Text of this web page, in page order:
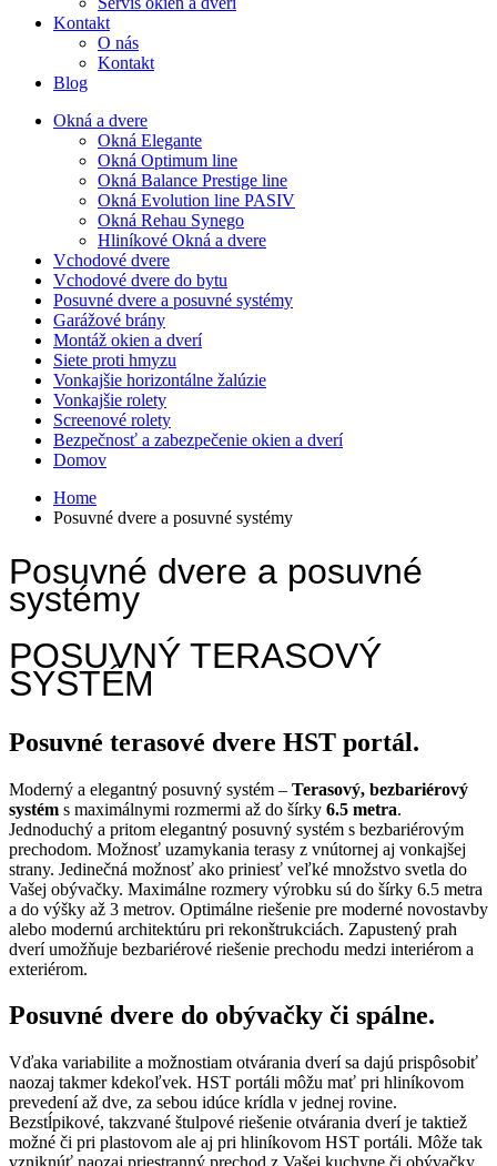
Kontakt
O nás
Kontakt
Blog
Okná a dvere
Okná Elegante
Okná Optimum line
Okná Balance Prestige line
Okná Evolution line PASIV
Okná Rehau Synego
Hliníkové Okná a dvere
Vchodové dvere
Vchodové dvere do bytu
Posuvné dvere a posuvné systémy
Garážové brány
Montáž okien a dverí
Siete proti hmyzu
Vonkajšie horizontálne žalúzie
Vonkajšie rolety
Screenové rolety
Bezpečnosť a zabezpečenie okien a dverí
Domov
Home
Posuvné dvere a posuvné systémy
Posuvné dvere a posuvné
systémy
POSUVNÝ TERASOVÝ
SYSTÉM
Posuvné terasové dvere HST portál.
Moderný a elegantný posuvný systém – Terasový, bezbariérový
systém s maximálnymi rozmermi až do šírky 6.5 metra.
Jednoduchý a pritom elegantný posuvný systém s bezbariérovým
prechodom. Možnosť uzamykania terasy z vnútornej aj vonkajšej
strany. Jedinečná možnosť ako priniesť veľké množstvo svetla do
Vašej obývačky. Maximálne rozmery výrobku sú do šírky 6.5 metra
a do výšky až 3 metrov. Optimálne riešenie pre moderné novostavby
alebo modernú architektúru pri rekonštrukciách. Zapustený prah
dverí umožňuje bezbariérové riešenie prechodu medzi interiérom a
exteriérom.
Posuvné dvere do obývačky či spálne.
Vďaka variabilite a možnostiam otvárania dverí sa dajú prispôsobiť
naozaj takmer kdekoľvek. HST portáli môžu mať pri hliníkovom
prevedení až dve, za sebou idúce krídla v jednej rovine.
Bezstĺpikové, takzvané štulpové riešenie otvárania dverí je taktiež
možné či pri plastovom ale aj pri hliníkovom HST portáli. Môže tak